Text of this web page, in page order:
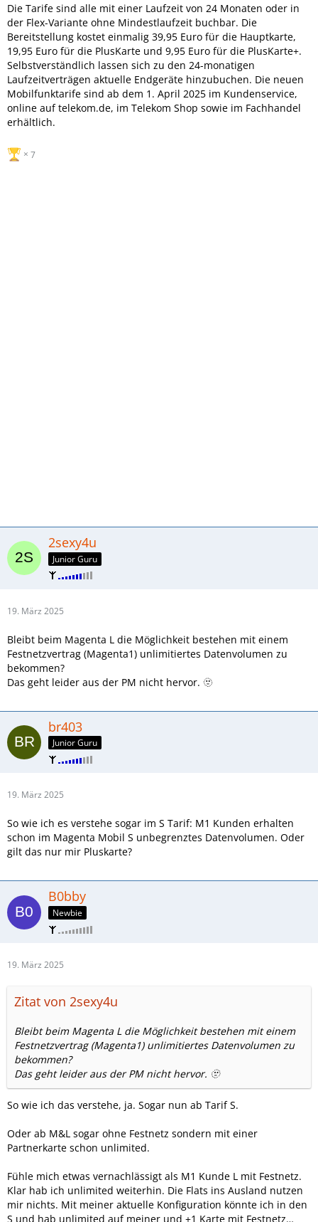
Die Tarife sind alle mit einer Laufzeit von 24 Monaten oder in
der Flex-Variante ohne Mindestlaufzeit buchbar. Die
Bereitstellung kostet einmalig 39,95 Euro für die Hauptkarte,
19,95 Euro für die PlusKarte und 9,95 Euro für die PlusKarte+.
Selbstverständlich lassen sich zu den 24-monatigen
Laufzeitverträgen aktuelle Endgeräte hinzubuchen. Die neuen
Mobilfunktarife sind ab dem 1. April 2025 im Kundenservice,
online auf telekom.de, im Telekom Shop sowie im Fachhandel
erhältlich.
7
2sexy4u
Junior Guru
19. März 2025
Bleibt beim Magenta L die Möglichkeit bestehen mit einem
Festnetzvertrag (Magenta1) unlimitiertes Datenvolumen zu
bekommen?
Das geht leider aus der PM nicht hervor. 🫥
br403
Junior Guru
19. März 2025
So wie ich es verstehe sogar im S Tarif: M1 Kunden erhalten
schon im Magenta Mobil S unbegrenztes Datenvolumen. Oder
gilt das nur mir Pluskarte?
B0bby
Newbie
19. März 2025
Zitat von 2sexy4u
Bleibt beim Magenta L die Möglichkeit bestehen mit einem
Festnetzvertrag (Magenta1) unlimitiertes Datenvolumen zu
bekommen?
Das geht leider aus der PM nicht hervor. 🫥
So wie ich das verstehe, ja. Sogar nun ab Tarif S.
Oder ab M&L sogar ohne Festnetz sondern mit einer
Partnerkarte schon unlimited.
Fühle mich etwas vernachlässigt als M1 Kunde L mit Festnetz.
Klar hab ich unlimited weiterhin. Die Flats ins Ausland nutzen
mir nichts. Mit meiner aktuelle Konfiguration könnte ich in den
S und hab unlimited auf meiner und +1 Karte mit Festnetz…